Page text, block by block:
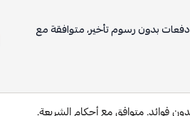
دفعات بدون رسوم تأخير، متوافقة مع